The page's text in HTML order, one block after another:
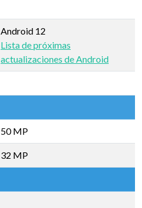
Android 12
Lista de próximas
actualizaciones de Android
50 MP
32 MP